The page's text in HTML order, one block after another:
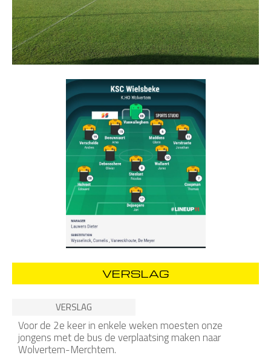
VERSLAG
VERSLAG
Voor de 2e keer in enkele weken moesten onze
jongens met de bus de verplaatsing maken naar
Wolvertem-Merchtem.